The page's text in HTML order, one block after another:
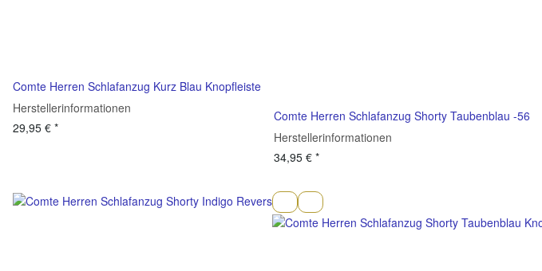
Comte Herren Schlafanzug Kurz Blau Knopfleiste
Herstellerinformationen
29,95 € *
Comte Herren Schlafanzug Shorty Taubenblau -56
Herstellerinformationen
34,95 € *